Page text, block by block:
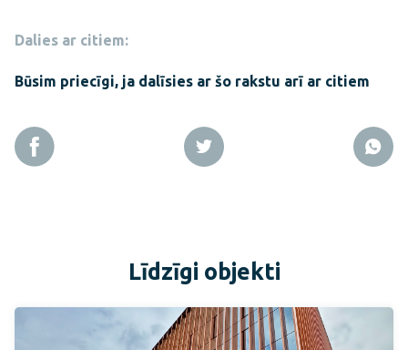
Dalies ar citiem:
Būsim priecīgi, ja dalīsies ar šo rakstu arī ar citiem
Līdzīgi objekti